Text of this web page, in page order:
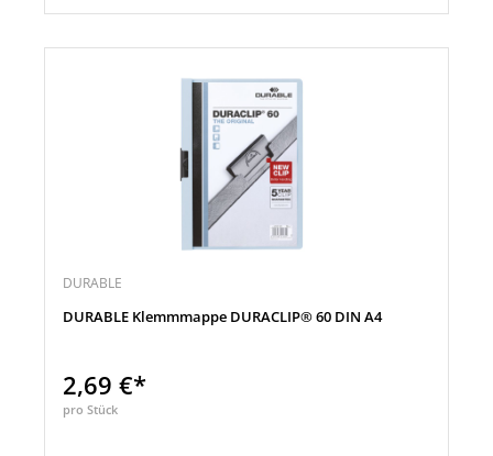
DURABLE
DURABLE Klemmmappe DURACLIP® 60 DIN A4
2,69 €*
pro Stück